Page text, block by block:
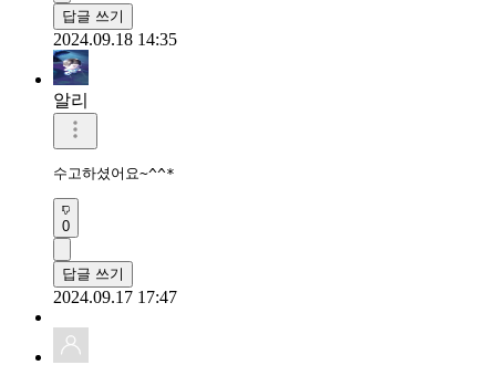
답글 쓰기
2024.09.18 14:35
알리
수고하셨어요~^^*
0
답글 쓰기
2024.09.17 17:47